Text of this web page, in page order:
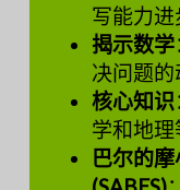
写能力进
揭示数学
决问题的
核心知识
学和地理
巴尔的